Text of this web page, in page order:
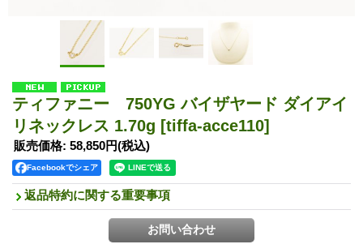
ティファニー 750YG バイザヤード ダイアイ
リネックレス 1.70g [tiffa-acce110]
販売価格: 58,850円(税込)
Facebookでシェア
返品特約に関する重要事項